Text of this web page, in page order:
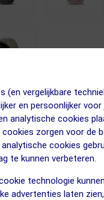
(en vergelijkbare
en persoonlijker
analytische cookies
zorgen voor de
cookies
te kunnen verbeteren.
technologie
advertenties laten
retourneren
morgen in huis